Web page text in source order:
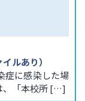
ルあり）
症に感染した場
、「本校所 […]